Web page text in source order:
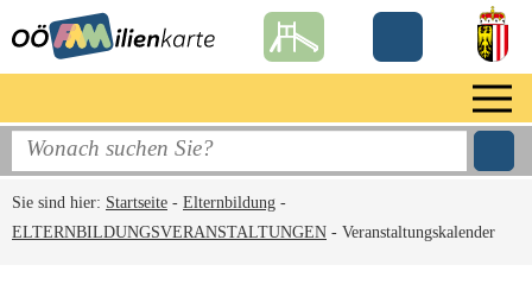
Sie sind hier: Startseite - Elternbildung -
ELTERNBILDUNGSVERANSTALTUNGEN - Veranstaltungskalender